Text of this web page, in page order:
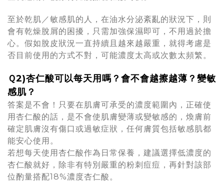
至於乾肌／敏感肌的人，在油水分泌紊亂的狀況下，則
會有乾燥脫屑的困擾，只需加強保濕即可，不用過於擔
心。假如脫皮狀況一直持續且越來越嚴重，就得考慮是
否目前使用的方式不對，可能濃度太高或次數太頻繁。
Ｑ2)杏仁酸可以每天用嗎？會不會越擦越薄？變敏
感肌？
答案是不會！只要在肌膚可承受的濃度範圍內，正確使
用杏仁酸的話，是不會使肌膚變薄或變敏感的，煥膚前
確定肌膚沒有傷口或過敏症狀，任何膚質包括敏感肌都
能安心使用。
若想每天使用杏仁酸作為日常保養，建議選擇低濃度的
杏仁酸就好，除非有特別嚴重的粉刺痘痘，再針對該部
位酌量搭配18%濃度杏仁酸。